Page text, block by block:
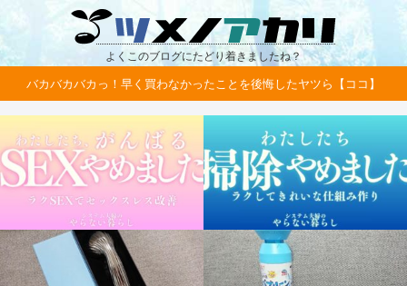
よくこのブログにたどり着きましたね？
バカバカバカっ！早く買わなかったことを後悔したヤツら【ココ】